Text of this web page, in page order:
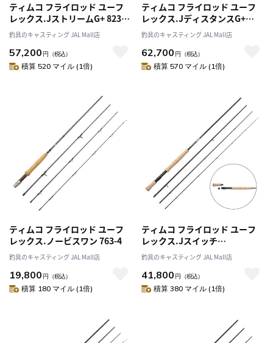
ティムコ フライロッド ユーフ
レックス.JストリームG+ 823-
4G+
釣具のキャスティング JAL Mall店
57,200 円 （税込）
積算 520 マイル (1倍)
ティムコ フライロッド ユーフ
レックス.JディスタンスG+
968-4G+
釣具のキャスティング JAL Mall店
62,700 円 （税込）
積算 570 マイル (1倍)
ティムコ フライロッド ユーフ
レックス.ノービスワン 763-4
釣具のキャスティング JAL Mall店
19,800 円 （税込）
積算 180 マイル (1倍)
ティムコ フライロッド ユーフ
レックス.Jスイッチ
JSWT1033-4 EN
釣具のキャスティング JAL Mall店
41,800 円 （税込）
積算 380 マイル (1倍)